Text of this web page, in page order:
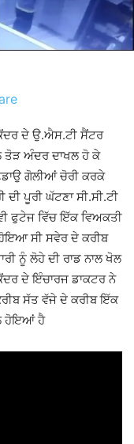
ਦੇ ਉ.ਐਸ.ਟੀ ਸੈਂਟਰ
ਤੋੜ ਅੰਦਰ ਦਾਖਲ ਹੋ ਕੇ
ਗੋਲੀਆਂ ਚੋਰੀ ਕਰਕੇ
ਪੂਰੀ ਘੱਟਣਾ ਸੀ.ਸੀ.ਟੀ
ਫੁਟੇਜ ਵਿੱਚ ਇੱਕ ਵਿਅਕਤੀ
ਸੀ ਸਵੇਰ ਦੇ ਕਰੀਬ
ਨੂੰ ਲੋਹੇ ਦੀ ਰਾਡ ਨਾਲ ਖੋਲ
ਦੇ ਇੰਚਾਰਜ ਡਾਕਟਰ ਨੇ
ਸੱਤ ਵੱਜੇ ਦੇ ਕਰੀਬ ਇੱਕ
ਹੋਇਆਂ ਹੈ